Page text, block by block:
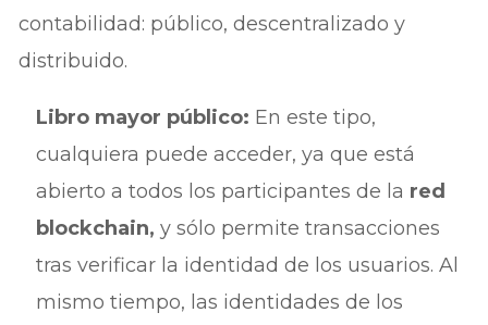
contabilidad: público, descentralizado y
distribuido.
Libro mayor público: En este tipo,
cualquiera puede acceder, ya que está
abierto a todos los participantes de la red
blockchain, y sólo permite transacciones
tras verificar la identidad de los usuarios. Al
mismo tiempo, las identidades de los